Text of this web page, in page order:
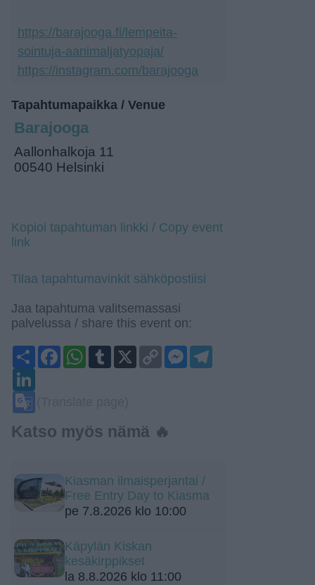
https://barajooga.fi/lempeita-
sointuja-aanimaljatyopaja/
https://instagram.com/barajooga
Tapahtumapaikka / Venue
Barajooga
Aallonhalkoja 11
00540 Helsinki
Kopioi tapahtuman linkki / Copy event
link
Tilaa tapahtumavinkit sähköpostiisi
Jaa tapahtuma valitsemassasi
palvelussa / share this event on:
ShareFacebook
WhatsApp
Tumblr
Copy
Link
Messenger
Katso myös nämä 🔥
Kiasman ilmaisperjantai /
Free Entry Day to Kiasma
pe 7.8.2026 klo 10:00
Käpylän Kiskan
kesäkirppikset
la 8.8.2026 klo 11:00